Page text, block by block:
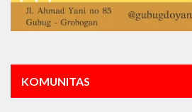
KOMUNITAS